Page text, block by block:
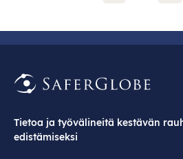
Tietoa ja työvälineitä kestävän
edistämiseksi